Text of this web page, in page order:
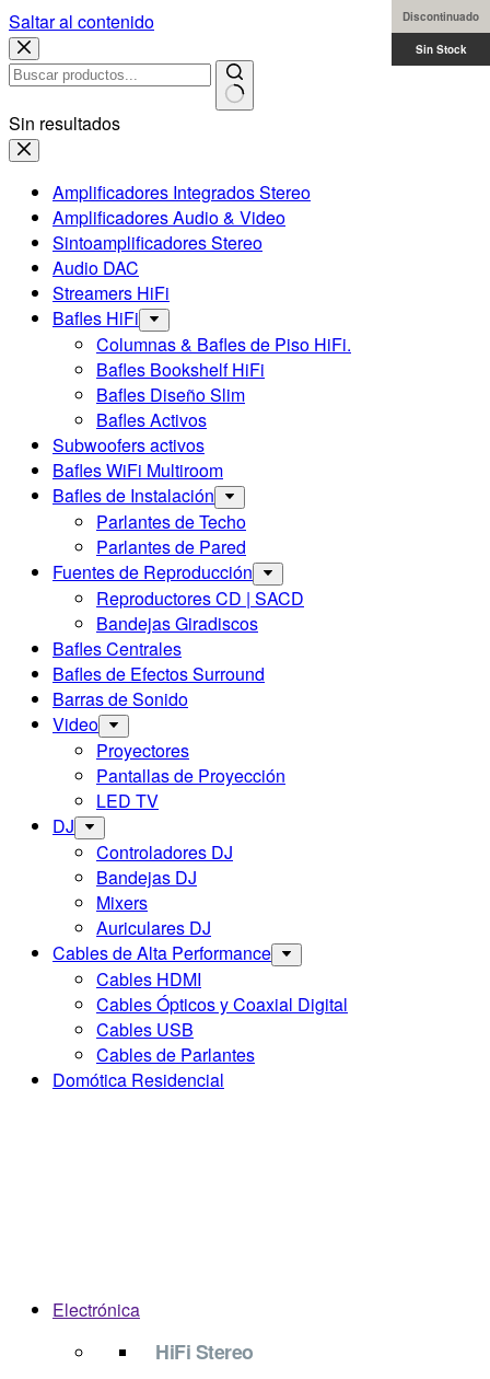
Saltar al contenido
Sin resultados
Amplificadores Integrados Stereo
Amplificadores Audio & Video
Sintoamplificadores Stereo
Audio DAC
Streamers HiFi
Bafles HiFi
Columnas & Bafles de Piso HiFi.
Bafles Bookshelf HiFi
Bafles Diseño Slim
Bafles Activos
Subwoofers activos
Bafles WiFi Multiroom
Bafles de Instalación
Parlantes de Techo
Parlantes de Pared
Fuentes de Reproducción
Reproductores CD | SACD
Bandejas Giradiscos
Bafles Centrales
Bafles de Efectos Surround
Barras de Sonido
Video
Proyectores
Pantallas de Proyección
LED TV
DJ
Controladores DJ
Bandejas DJ
Mixers
Auriculares DJ
Cables de Alta Performance
Cables HDMI
Cables Ópticos y Coaxial Digital
Cables USB
Cables de Parlantes
Domótica Residencial
Electrónica
HiFi Stereo
Sin Stock
Discontinuado
Sin Stock